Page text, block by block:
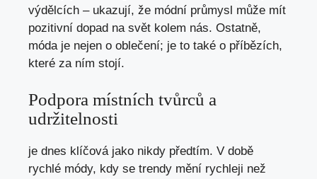
výdělcích – ukazují, že módní průmysl může mít
pozitivní dopad na svět kolem nás. Ostatně,
móda je nejen o oblečení; je to také o příbězích,
které za ním stojí.
Podpora místních tvůrců a
udržitelnosti
je dnes klíčová jako nikdy předtím. V době
rychlé módy, kdy se trendy mění rychleji než